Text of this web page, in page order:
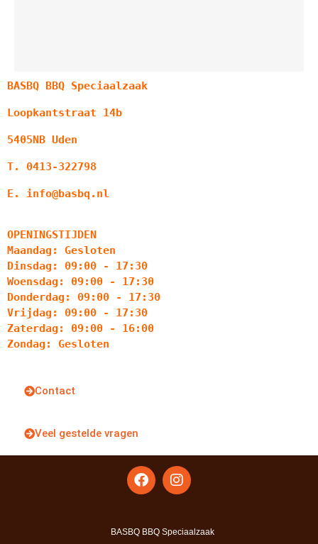
BASBQ BBQ Speciaalzaak
Loopkantstraat 14b
5405NB Uden
T. 0413-322798
E. info@basbq.nl
OPENINGSTIJDEN
Maandag: Gesloten
Dinsdag: 09:00 - 17:30
Woensdag: 09:00 - 17:30
Donderdag: 09:00 - 17:30
Vrijdag: 09:00 - 17:30
Zaterdag: 09:00 - 16:00
Zondag: Gesloten
Contact
Veel gestelde vragen
BASBQ BBQ Speciaalzaak